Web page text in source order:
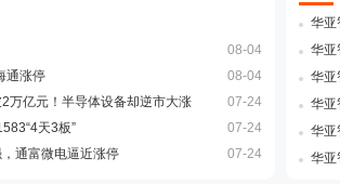
08-04
通涨停
08-04
万亿元！半导体设备却逆市大涨
07-24
天3板”
07-24
通富微电逼近涨停
07-24
华亚
华亚
华亚